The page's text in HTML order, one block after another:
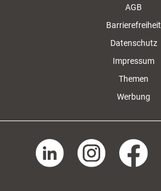
AGB
Barrierefreiheit
Datenschutz
Impressum
Themen
Werbung